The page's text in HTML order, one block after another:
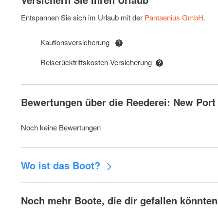
Toilet service (emptying, refilling chemicals)
Pets on board
Water skiing
Pedalo Solemaran (per hour) (10eur for each additional
Return the yacht to another port
Kayak
Sauna (2hrs)
Entspannen Sie sich im Urlaub mit der Pantaenius GmbH.
Kautionsversicherung
Reiserücktrittskosten-Versicherung
Bewertungen über die Reederei: New
Noch keine Bewertungen
Wo ist das Boot?
Noch mehr Boote, die dir gefallen könnten